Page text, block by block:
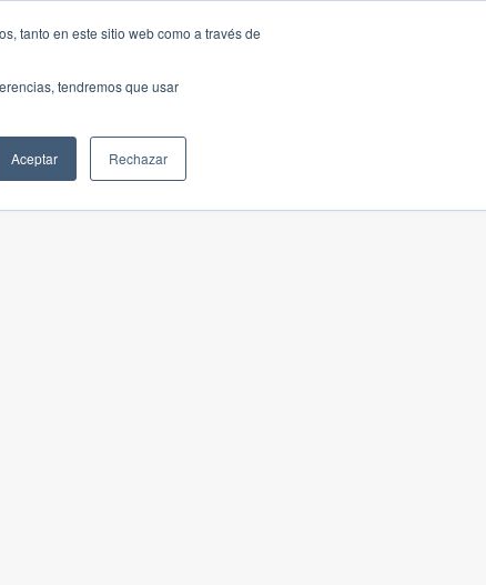
tanto en este sitio web como a través de
tendremos que usar
Aceptar Rechazar